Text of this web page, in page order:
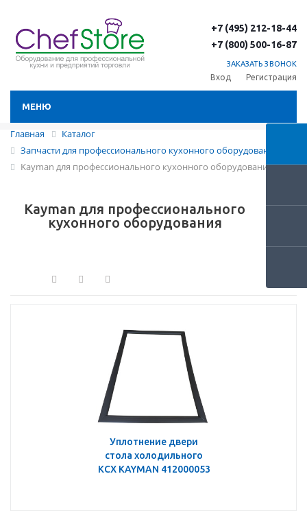
+7 (495) 212-18-44
+7 (800) 500-16-87
ЗАКАЗАТЬ ЗВОНОК
Вход Регистрация
МЕНЮ
Главная
Каталог
Запчасти для профессионального кухонного оборудования
Kayman для профессионального кухонного оборудования
Kayman для профессионального
кухонного оборудования
Уплотнение двери
стола холодильного
КСХ KAYMAN 412000053